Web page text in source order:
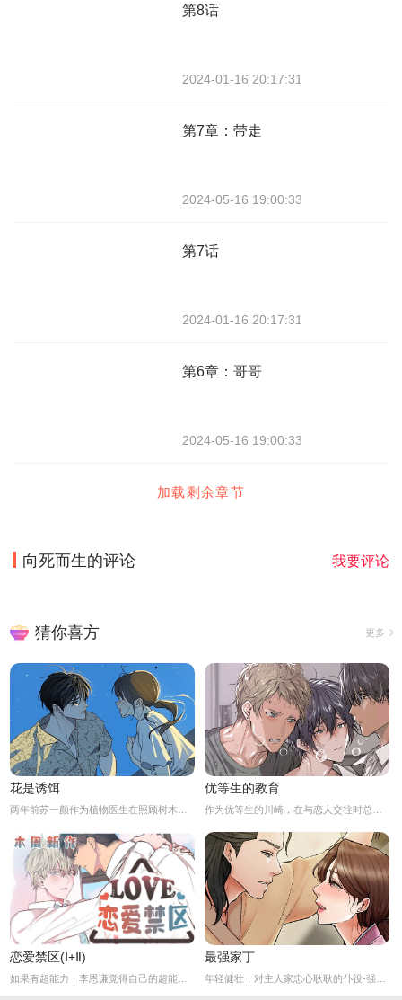
第8话
2024-01-16 20:17:31
第7章：带走
2024-05-16 19:00:33
第7话
2024-01-16 20:17:31
第6章：哥哥
2024-05-16 19:00:33
加载剩余章节
向死而生的评论 我要评论
猜你喜方 更多
花是诱饵 优等生的教育
恋爱禁区(Ⅰ+Ⅱ)
如果有超能力，李恩谦觉得自己的超能力一定是垃圾回收站。为什么从小到他，他交往的人全是渣男呢？？他除了颜控，对于对象真的不挑的啊！！直到他严厉的上司，他的外貌理想型，对他表现出似有若无的好感……他一定喜欢自己吧？这次有希望摆脱渣男了！少年人，太天真啦，非酋是一辈子的事哟。
最强家丁
年轻健壮，对主人家忠心耿耿的仆役-强石，某夜意外目睹大监夫人自我安慰的画面。明知眼前是个火坑，他仍然义无返顾地跳了下去！「夫人，小的乐意填补你空虚寂寞的心灵…」